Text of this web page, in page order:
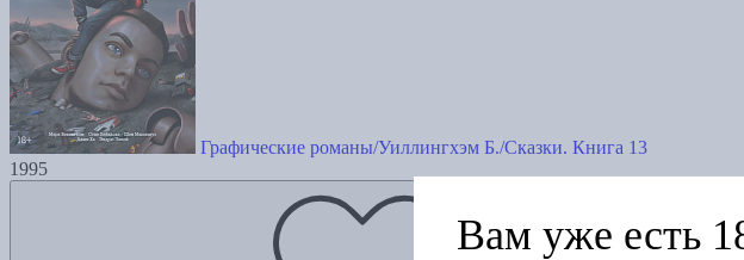
Графические романы/Уиллингхэм Б./Сказки. Книга 13
1995
Вам уже есть